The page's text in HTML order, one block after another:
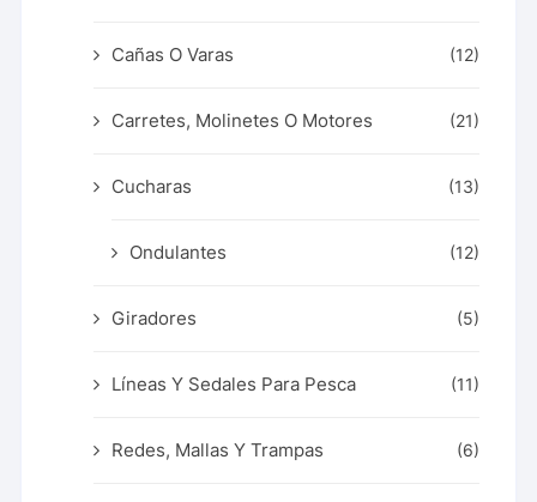
Cañas O Varas (12)
Carretes, Molinetes O Motores (21)
Cucharas (13)
Ondulantes (12)
Giradores (5)
Líneas Y Sedales Para Pesca (11)
Redes, Mallas Y Trampas (6)